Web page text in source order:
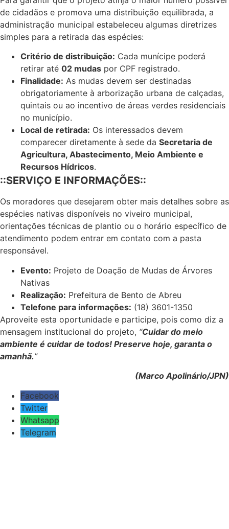
de cidadãos e promova uma distribuição equilibrada, a
administração municipal estabeleceu algumas diretrizes
simples para a retirada das espécies:
Critério de distribuição: Cada munícipe poderá
retirar até 02 mudas por CPF registrado.
Finalidade: As mudas devem ser destinadas
obrigatoriamente à arborização urbana de calçadas,
quintais ou ao incentivo de áreas verdes residenciais
no município.
Local de retirada: Os interessados devem
comparecer diretamente à sede da Secretaria de
Agricultura, Abastecimento, Meio Ambiente e
Recursos Hídricos.
::SERVIÇO E INFORMAÇÕES::
Os moradores que desejarem obter mais detalhes sobre as
espécies nativas disponíveis no viveiro municipal,
orientações técnicas de plantio ou o horário específico de
atendimento podem entrar em contato com a pasta
responsável.
Evento: Projeto de Doação de Mudas de Árvores
Nativas
Realização: Prefeitura de Bento de Abreu
Telefone para informações: (18) 3601-1350
Aproveite esta oportunidade e participe, pois como diz a
mensagem institucional do projeto, “Cuidar do meio
ambiente é cuidar de todos! Preserve hoje, garanta o
amanhã.”
(Marco Apolinário/JPN)
Facebook
Twitter
Whatsapp
Telegram